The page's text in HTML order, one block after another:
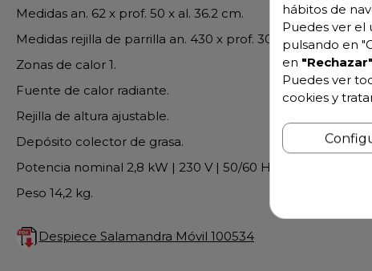
Medidas an. 62 x prof. 50 x al. 36.2 cm.
Medidas rejilla de parrilla an. 430 x prof. 300 mm.
Zonas de calor 1.
Fuente de calor radiante.
Rejilla de altura ajustable.
Depósito colector de grasa.
Potencia nominal 2,8 kW | 230 V | 50/60 Hz.
Peso 14,2 kg.
Despiece Salamandra Móvil 100534
hábitos de
Puedes ver el
pulsando en
en "Rechazar"
Puedes ver
cookies y